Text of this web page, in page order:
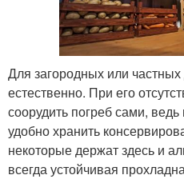
Для загородных или
естественно. При его
соорудить погреб сами,
удобно хранить
некоторые держат здесь и
всегда устойчивая